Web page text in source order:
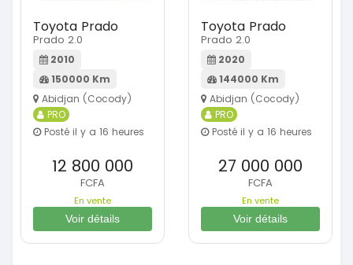
Toyota Prado
Prado 2.0
2010
150000 Km
Abidjan (Cocody)
PRO
Posté il y a 16 heures
12 800 000
FCFA
En vente
Voir détails
Toyota Prado
Prado 2.0
2020
144000 Km
Abidjan (Cocody)
PRO
Posté il y a 16 heures
27 000 000
FCFA
En vente
Voir détails